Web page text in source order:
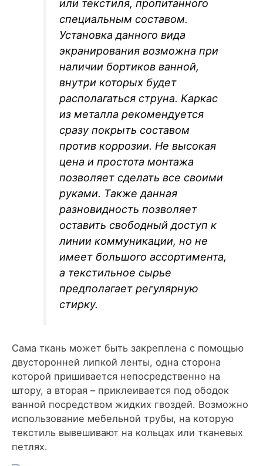
или текстиля, пропитанного
специальным составом.
Установка данного вида
экранирования возможна при
наличии бортиков ванной,
внутри которых будет
располагаться струна. Каркас
из металла рекомендуется
сразу покрыть составом
против коррозии. Не высокая
цена и простота монтажа
позволяет сделать все своими
руками. Также данная
разновидность позволяет
оставить свободный доступ к
линии коммуникации, но не
имеет большого ассортимента,
а текстильное сырье
предполагает регулярную
стирку.
Сама ткань может быть закреплена с помощью
двусторонней липкой ленты, одна сторона
которой пришивается непосредственно на
штору, а вторая – приклеивается под ободок
ванной посредством жидких гвоздей. Возможно
использование мебельной трубы, на которую
текстиль вывешивают на кольцах или тканевых
петлях.